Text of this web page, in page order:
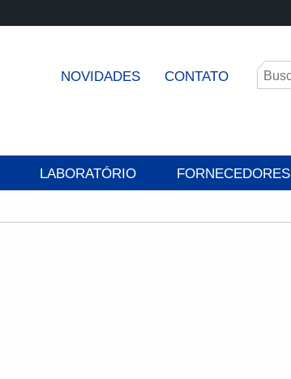
NOVIDADES CONTATO
LABORATÓRIO FORNECEDORES